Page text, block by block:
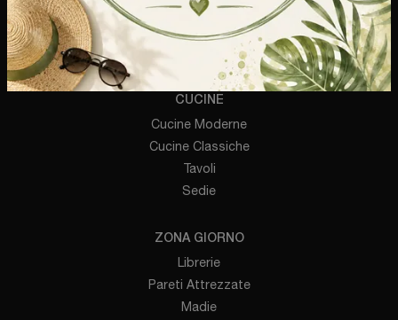
Brand
Cataloghi
CUCINE
Cucine Moderne
Cucine Classiche
Tavoli
Sedie
ZONA GIORNO
Librerie
Pareti Attrezzate
Madie